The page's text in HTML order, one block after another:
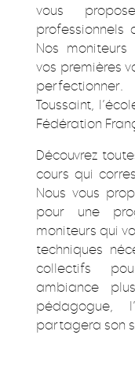
vous
Nos
vos premières
Toussaint,
Fédération
Découvrez
cours qui
Nous vous
pour une
moniteurs qui
techniques
collectifs
ambiance
pédagogue,
partagera son